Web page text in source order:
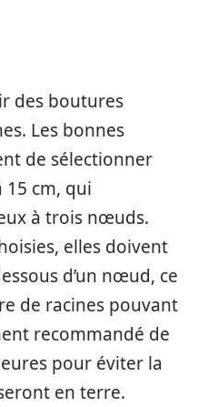
des boutures
Les bonnes
de sélectionner
15 cm, qui
à trois nœuds.
elles doivent
d’un nœud, ce
de racines pouvant
recommandé de
pour éviter la
en terre.